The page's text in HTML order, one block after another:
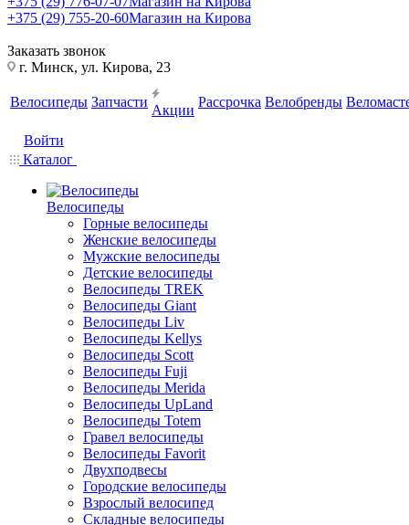
+375 (29) 755-20-60Магазин на Кирова
Заказать звонок
г. Минск, ул. Кирова, 23
Велосипеды Запчасти
Акции
Рассрочка Велобренды
Войти
Каталог
Велосипеды
Горные велосипеды
Женские велосипеды
Мужские велосипеды
Детские велосипеды
Велосипеды TREK
Велосипеды Giant
Велосипеды Liv
Велосипеды Kellys
Велосипеды Scott
Велосипеды Fuji
Велосипеды Merida
Велосипеды UpLand
Велосипеды Totem
Гравел велосипеды
Велосипеды Favorit
Двухподвесы
Городские велосипеды
Взрослый велосипед
Складные велосипеды